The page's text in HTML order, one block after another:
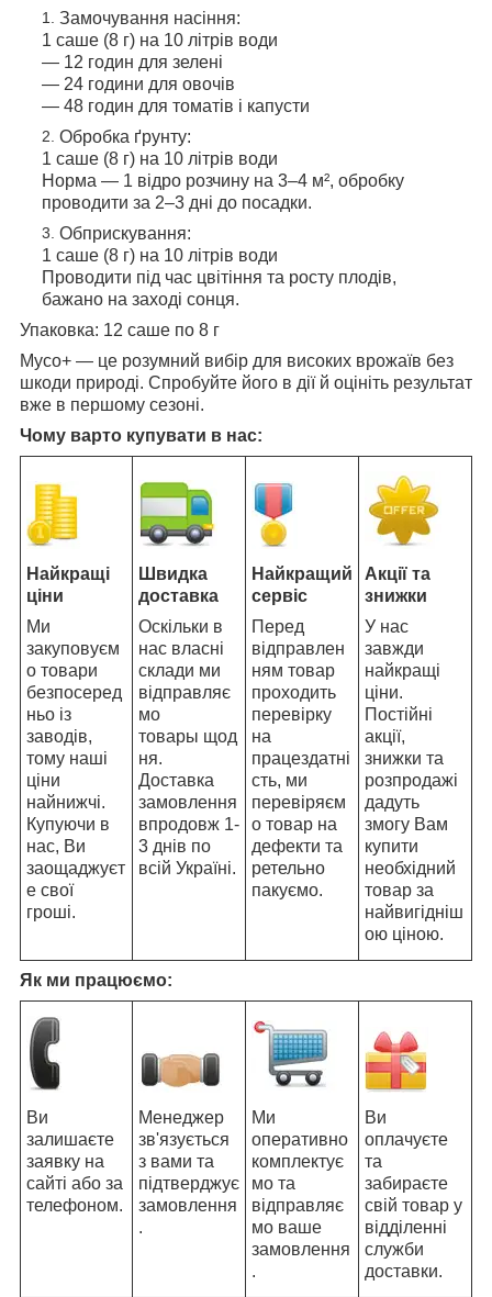
Замочування насіння:
1 саше (8 г) на 10 літрів води
— 12 годин для зелені
— 24 години для овочів
— 48 годин для томатів і капусти
Обробка ґрунту:
1 саше (8 г) на 10 літрів води
Норма — 1 відро розчину на 3–4 м², обробку
проводити за 2–3 дні до посадки.
Обприскування:
1 саше (8 г) на 10 літрів води
Проводити під час цвітіння та росту плодів,
бажано на заході сонця.
Упаковка: 12 саше по 8 г
Myco+ — це розумний вибір для високих врожаїв без
шкоди природі. Спробуйте його в дії й оцініть результат
вже в першому сезоні.
Чому варто купувати в нас:
Найкращі
ціни
Ми
закуповуєм
о товари
безпосеред
ньо із
заводів,
тому наші
ціни
найнижчі.
Купуючи в
нас, Ви
заощаджуєт
е свої
гроші.
Швидка
доставка
Оскільки в
нас власні
склади ми
відправляє
мо
товары щод
ня.
Доставка
замовлення
впродовж 1-
3 днів по
всій Україні.
Найкращий
сервіс
Перед
відправлен
ням товар
проходить
перевірку
на
працездатні
сть, ми
перевіряєм
о товар на
дефекти та
ретельно
пакуємо.
Акції та
знижки
У нас
завжди
найкращі
ціни.
Постійні
акції,
знижки та
розпродажі
дадуть
змогу Вам
купити
необхідний
товар за
найвигідніш
ою ціною.
Як ми працюємо:
Ви
залишаєте
заявку на
сайті або за
телефоном.
Менеджер
зв'язується
з вами та
підтверджує
замовлення
.
Ми
оперативно
комплектує
мо та
відправляє
мо ваше
замовлення
.
Ви
оплачуєте
та
забираєте
свій товар у
відділенні
служби
доставки.